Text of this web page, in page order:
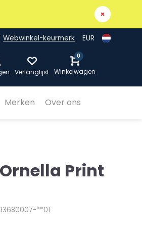
Webwinkel-keurmerk EUR
Verlanglijst
0
Winkelwagen
Merken Over ons
Print
**01